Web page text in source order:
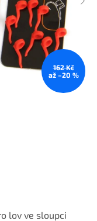
162 Kč
až –20 %
lov ve sloupci